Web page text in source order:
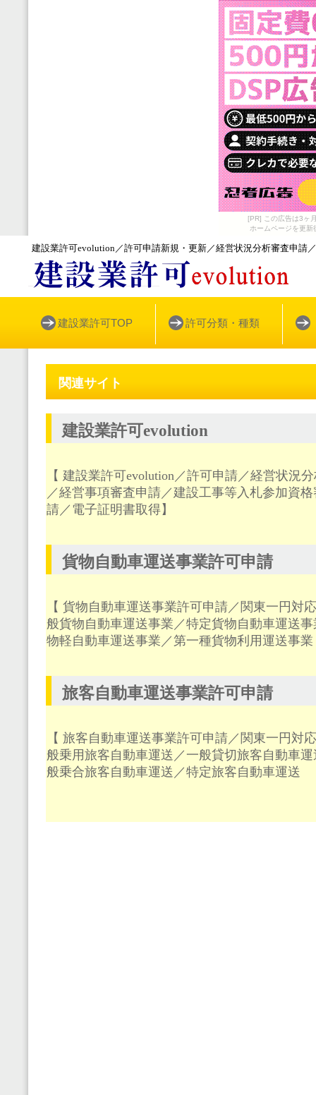
[PR] この広告は3ヶ
ホームページを更
建設業許可evolution／許可申請新規・更新／経営状況分析審査申請
関連サイト
建設業許可evolution
【 建設業許可evolution／許可申請／経営状況
／経営事項審査申請／建設工事等入札参加資
請／電子証明書取得】
貨物自動車運送事業許可申請
【 貨物自動車運送事業許可申請／関東一円対
般貨物自動車運送事業／特定貨物自動車運送
物軽自動車運送事業／第一種貨物利用運送事業
旅客自動車運送事業許可申請
【 旅客自動車運送事業許可申請／関東一円対
般乗用旅客自動車運送／一般貸切旅客自動車
般乗合旅客自動車運送／特定旅客自動車運送
建設業許可TOP 許可分類・種類